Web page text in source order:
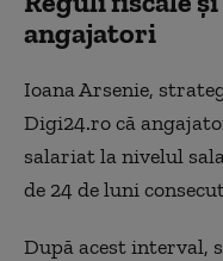
angajatori
Ioana Arsenie,
Digi24.ro că
salariat la nivelul
de 24 de luni
După acest interval,